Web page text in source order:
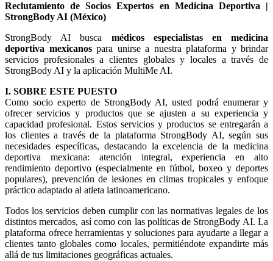
Reclutamiento de Socios Expertos en Medicina Deportiva |
StrongBody AI (México)
StrongBody AI busca médicos especialistas en medicina
deportiva mexicanospara unirse a nuestra plataforma y brindar
servicios profesionales a clientes globales y locales a través de
StrongBody AI y la aplicación MultiMe AI.
I. SOBRE ESTE PUESTO
Como socio experto de StrongBody AI, usted podrá enumerar y
ofrecer servicios y productos que se ajusten a su experiencia y
capacidad profesional. Estos servicios y productos se entregarán a
los clientes a través de la plataforma StrongBody AI, según sus
necesidades específicas, destacando la excelencia de la medicina
deportiva mexicana: atención integral, experiencia en alto
rendimiento deportivo (especialmente en fútbol, boxeo y deportes
populares), prevención de lesiones en climas tropicales y enfoque
práctico adaptado al atleta latinoamericano.
Todos los servicios deben cumplir con las normativas legales de los
distintos mercados, así como con las políticas de StrongBody AI. La
plataforma ofrece herramientas y soluciones para ayudarte a llegar a
clientes tanto globales como locales, permitiéndote expandirte más
allá de tus limitaciones geográficas actuales.